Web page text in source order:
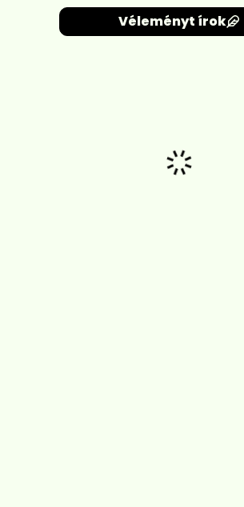
Véleményt írok